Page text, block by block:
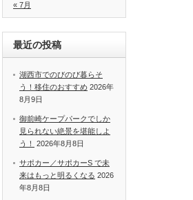
« 7月
最近の投稿
湖西市でのびのび暮らそ
う！移住のおすすめ 2026年
8月9日
御前崎ケープパークでしか
見られない絶景を堪能しよ
う！
2026年8月8日
サポカー／サポカーS で未
来はもっと明るくなる 2026
年8月8日